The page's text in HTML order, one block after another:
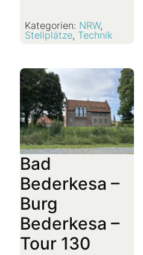
Kategorien: NRW,
Stellplätze, Technik
Bad
Bederkesa –
Burg
Bederkesa –
Tour 130